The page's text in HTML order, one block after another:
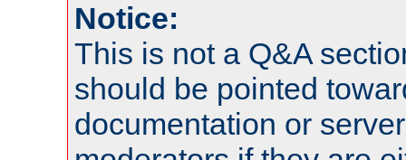
Notice:
This is not a Q&A
should be pointed
documentation or